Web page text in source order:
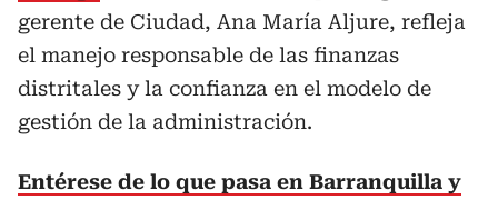
gerente de Ciudad, Ana María Aljure, refleja
el manejo responsable de las finanzas
distritales y la confianza en el modelo de
gestión de la administración.
Entérese de lo que pasa en Barranquilla y